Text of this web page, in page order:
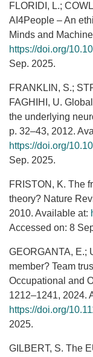
FLORIDI, L.;
AI4People – An
Minds and
https://doi.org/
Sep. 2025.
FRANKLIN, S.;
FAGHIHI, U.
the underlying
p. 32–43, 2012.
https://doi.org/
Sep. 2025.
FRISTON, K. The
theory? Nature
2010. Available at:
Accessed on: 8
GEORGANTA, E.;
member? Team
Occupational and
1212–1241, 2024.
https://doi.org/
2025.
GILBERT, S. The